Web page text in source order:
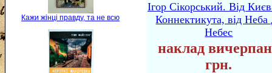
Кажи жінці правду, та не всю
Ігор Сікорський. Від
Коннектикута, від Неба
Небес
наклад
грн.